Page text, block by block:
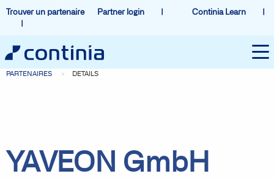
Trouver un partenaire Partner login Continia Learn
PARTENAIRES DETAILS
YAVEON GmbH